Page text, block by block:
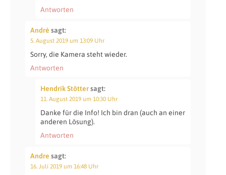
Antworten
André sagt:
5. August 2019 um 13:09 Uhr
Sorry, die Kamera steht wieder.
Antworten
Hendrik Stöttersagt:
11. August 2019 um 10:30 Uhr
Danke für die Info! Ich bin dran (auch an einer
anderen Lösung).
Antworten
Andre sagt:
16. Juli 2019 um 16:48 Uhr